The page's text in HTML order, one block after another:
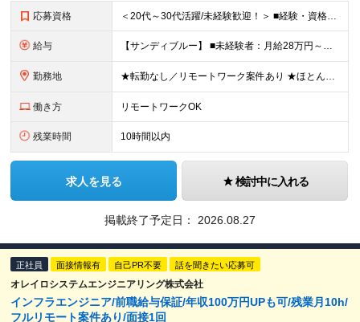
応募資格 ＜20代～30代活躍/未経験歓迎！＞ ■経験・資格不問 ■学歴不問 ＜このような方にオススメです◎＞ ・安定した上場企業グループでキャリアを築きたい方 ・未経験から手に職をつけたい方 ・周囲とのコミ
給与 【サンディブルー】 ■未経験者：月給28万円～（固定残業代20h分/3万4392円～含む） ■経験者：月給35万円～80万円（固定残業代20h分/4万6296円～含む） ※入社後半年間は契約社員、正社
勤務地 ★転勤なし／リモートワーク案件あり ★ほとんどの社員が在宅制度を利用しています 各拠点、もしくは案件先のクライアントオフィス、在宅リモート。 ■サイオス・サイオステクノロジー：東京都港区南麻布2-
働き方 リモートワークOK
残業時間 10時間以内
求人を見る 検討中に入れる
掲載終了予定日： 2026.08.27
正社員 面接情報有 自己PR不要 話を聞きたい応募可
オレイロシステムエンジニアリング株式会社
インフラエンジニア/前職給与保証/年収100万円UPも可/残業月10h/
フルリモート案件あり/面接1回